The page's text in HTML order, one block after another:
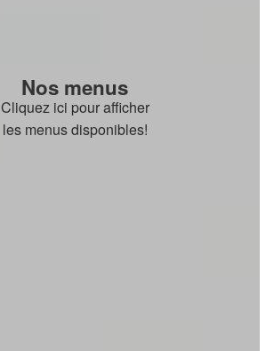
Nos menus
Cliquez ici pour afficher
les menus disponibles!